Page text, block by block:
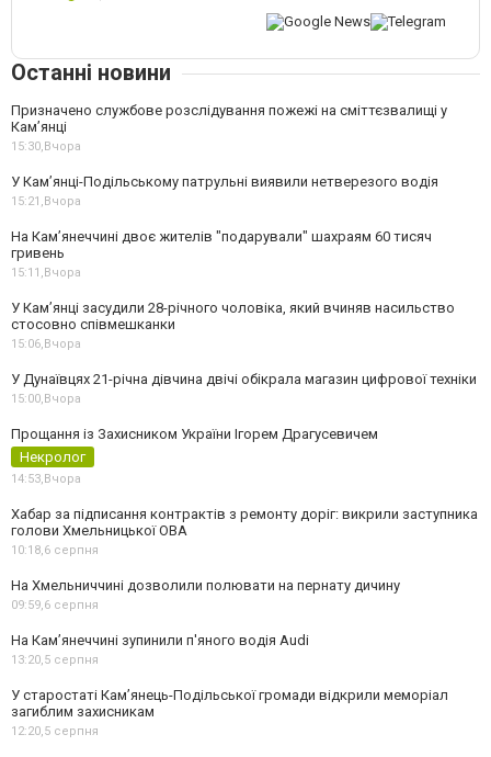
Останні новини
Призначено службове розслідування пожежі на сміттєзвалищі у
Кам’янці
15:30,Вчора
У Кам’янці-Подільському патрульні виявили нетверезого водія
15:21,Вчора
На Камʼянеччині двоє жителів "подарували" шахраям 60 тисяч
гривень
15:11,Вчора
У Камʼянці засудили 28-річного чоловіка, який вчиняв насильство
стосовно співмешканки
15:06,Вчора
У Дунаївцях 21-річна дівчина двічі обікрала магазин цифрової техніки
15:00,Вчора
Прощання із Захисником України Ігорем Драгусевичем
Некролог
14:53,Вчора
Хабар за підписання контрактів з ремонту доріг: викрили заступника
голови Хмельницької ОВА
10:18,6 серпня
На Хмельниччині дозволили полювати на пернату дичину
09:59,6 серпня
На Камʼянеччині зупинили п'яного водія Audi
13:20,5 серпня
У старостаті Кам’янець-Подільської громади відкрили меморіал
загиблим захисникам
12:20,5 серпня